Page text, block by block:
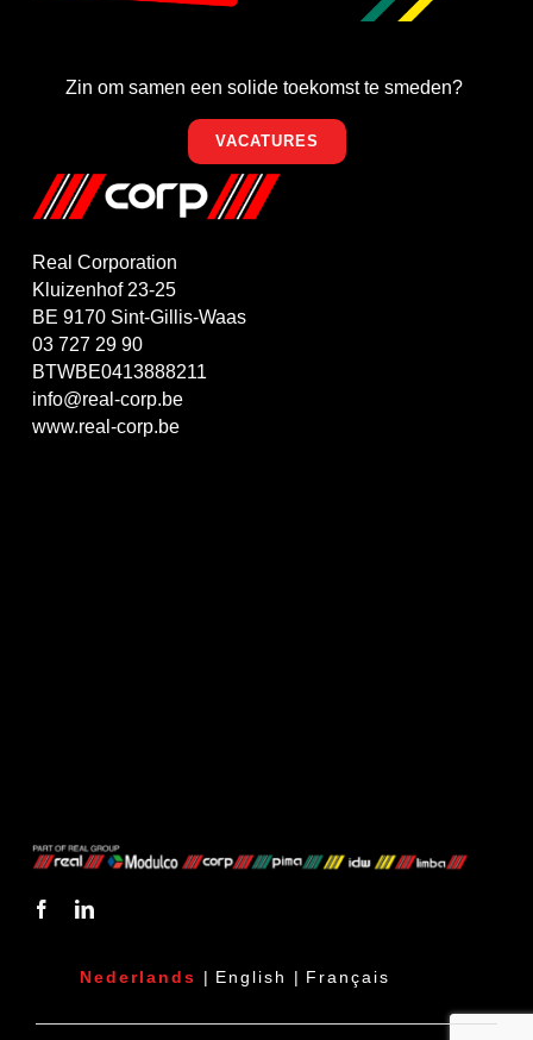
Real Corporation
Kluizenhof 23-25
BE 9170 Sint-Gillis-Waas
03 727 29 90
BTWBE0413888211
info@real-corp.be
www.real-corp.be
Zin om samen een solide toekomst te smeden?
VACATURES
Nederlands | English | Français